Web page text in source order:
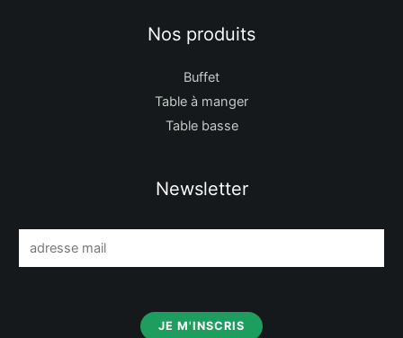
Nos produits
Buffet
Table à manger
Table basse
Newsletter
m
JE M'INSCRIS